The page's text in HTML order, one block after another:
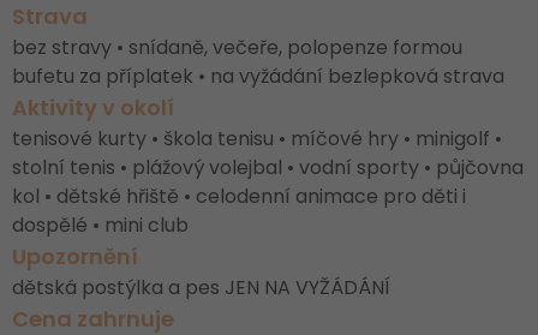
Strava
bez stravy • snídaně, večeře, polopenze formou
bufetu za příplatek • na vyžádání bezlepková strava
Aktivity v okolí
tenisové kurty • škola tenisu • míčové hry • minigolf •
stolní tenis • plážový volejbal • vodní sporty • půjčovna
kol • dětské hřiště • celodenní animace pro děti i
dospělé • mini club
Upozornění
dětská postýlka a pes JEN NA VYŽÁDÁNÍ
Cena zahrnuje